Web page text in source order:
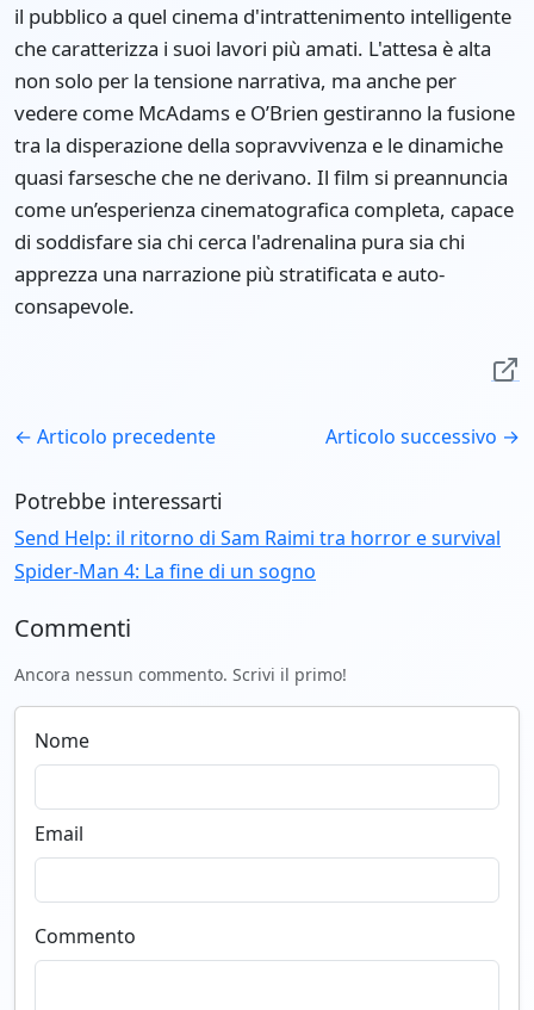
il pubblico a quel cinema d'intrattenimento intelligente
che caratterizza i suoi lavori più amati. L'attesa è alta
non solo per la tensione narrativa, ma anche per
vedere come McAdams e O’Brien gestiranno la fusione
tra la disperazione della sopravvivenza e le dinamiche
quasi farsesche che ne derivano. Il film si preannuncia
come un’esperienza cinematografica completa, capace
di soddisfare sia chi cerca l'adrenalina pura sia chi
apprezza una narrazione più stratificata e auto-
consapevole.
← Articolo precedente Articolo successivo →
Potrebbe interessarti
Send Help: il ritorno di Sam Raimi tra horror e survival
Spider-Man 4: La fine di un sogno
Commenti
Ancora nessun commento. Scrivi il primo!
Nome
Email
Commento